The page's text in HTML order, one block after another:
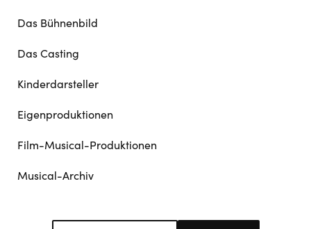
Das Bühnenbild
Das Casting
Kinderdarsteller
Eigenproduktionen
Film-Musical-Produktionen
Musical-Archiv